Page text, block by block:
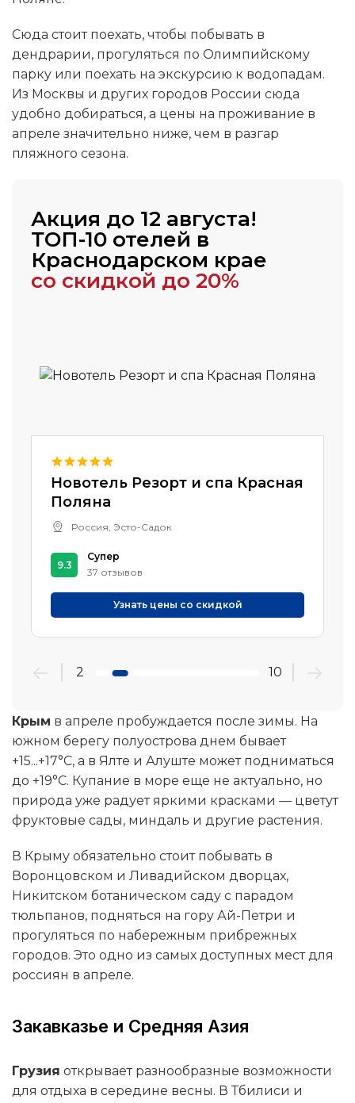
Сюда стоит поехать, чтобы побывать в
дендрарии, прогуляться по Олимпийскому
парку или поехать на экскурсию к водопадам.
Из Москвы и других городов России сюда
удобно добираться, а цены на проживание в
апреле значительно ниже, чем в разгар
пляжного сезона.
Акция до 12 августа!
ТОП-10 отелей в
Краснодарском крае
со скидкой до 20%
Новотель Резорт и спа Красная
Поляна
Россия, Эсто-Садок
9.3
Супер
37 отзывов
Узнать цены со скидкой
3 10
Крым в апреле пробуждается после зимы. На
южном берегу полуострова днем бывает
+15...+17°C, а в Ялте и Алуште может подниматься
до +19°C. Купание в море еще не актуально, но
природа уже радует яркими красками — цветут
фруктовые сады, миндаль и другие растения.
В Крыму обязательно стоит побывать в
Воронцовском и Ливадийском дворцах,
Никитском ботаническом саду с парадом
тюльпанов, подняться на гору Ай-Петри и
прогуляться по набережным прибрежных
городов. Это одно из самых доступных мест для
россиян в апреле.
Закавказье и Средняя Азия
Грузия открывает разнообразные возможности
для отдыха в середине весны. В Тбилиси и